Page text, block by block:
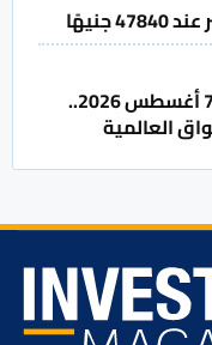
سعر الذهب اليوم في مصر الجمعة 7 أغسطس 2026..
العالمية